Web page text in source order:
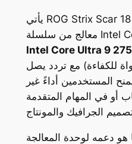
يأتي ROG Strix Scar 18 (2025) مدججًا بأحدث
Intel Core Ultra 9
(8 نوى للأداء و16 نواة للكفاءة) مع تردد يصل
ما يمنح المستخدمين أداءً غير
أو في المهام المتقدمة
هو دعمه لوحدة المعالجة